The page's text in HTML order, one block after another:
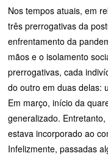
Nos tempos atuais, em
três prerrogativas da
enfrentamento da
mãos e o isolamento
prerrogativas, cada
do outro em duas delas:
Em março, início da
generalizado.
estava incorporado ao
Infelizmente, passadas